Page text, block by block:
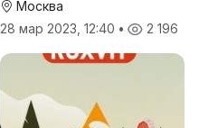
Москва
28 мар 2023, 12:40 • 2 196